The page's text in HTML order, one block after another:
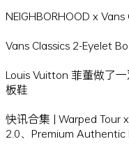
NEIGHBORHOOD x
Vans Classics 2-Eyelet
Louis Vuitton 菲董做了
板鞋
快讯合集 | Warped Tour
2.0、Premium Authentic